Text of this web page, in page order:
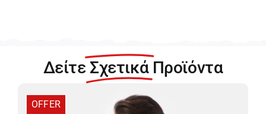
37602-
Δείτε Σχετικά Προϊόντα
OFFER